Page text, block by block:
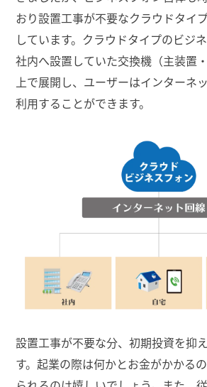
おり設置工事が不要なクラウドタイ
しています。クラウドタイプのビジ
社内へ設置していた交換機（主装置
上で展開し、ユーザーはインターネ
利用することができます。
設置工事が不要な分、初期投資を抑
す。起業の際は何かとお金がかかる